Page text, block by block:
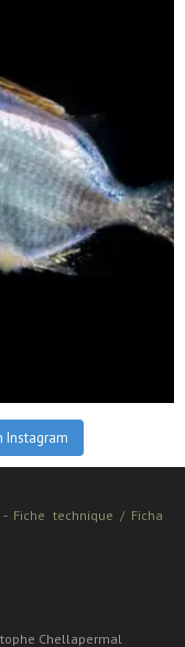
- Fiche technique / Ficha
Chellapermal